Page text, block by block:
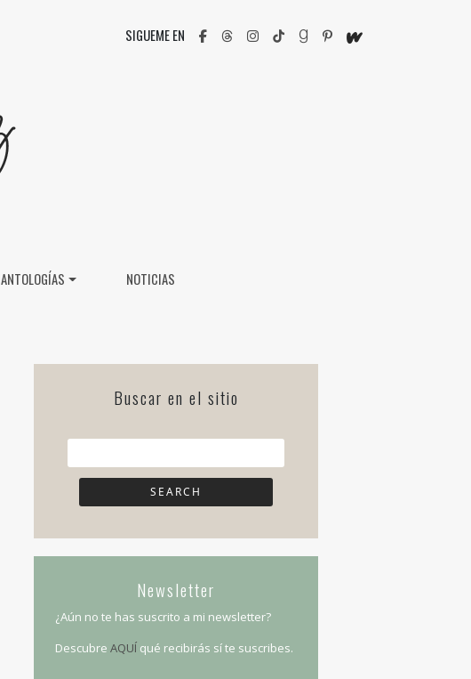
SIGUEME EN
ANTOLOGÍAS NOTICIAS
Buscar en el sitio
Newsletter
¿Aún no te has suscrito a mi newsletter?
Descubre AQUÍ qué recibirás sí te suscribes.